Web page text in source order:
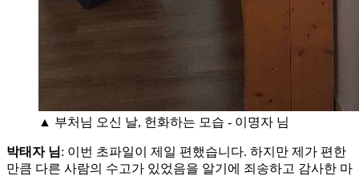
▲ 부처님 오신 날, 헌화하는 모습 - 이명자 님
박태자 님: 이번 초파일이 제일 편했습니다. 하지만 제가 편한
만큼 다른 사람의 수고가 있었음을 알기에 죄송하고 감사한 마